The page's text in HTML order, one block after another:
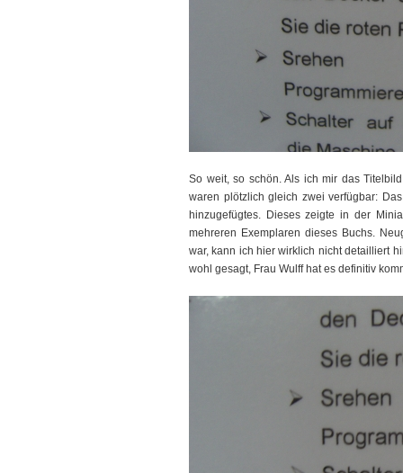
So weit, so schön. Als ich mir das
waren plötzlich gleich zwei verfügbar:
hinzugefügtes. Dieses zeigte in der
mehreren Exemplaren dieses Buchs.
war, kann ich hier wirklich nicht detailliert
wohl gesagt, Frau Wulff hat es definitiv